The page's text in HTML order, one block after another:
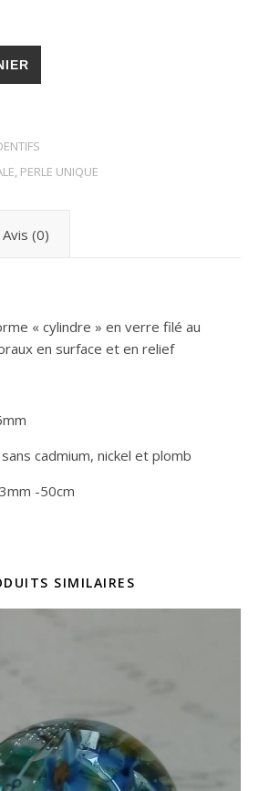
perle "cylindre" en verre filé **P265**
, PERLE UNIQUE
Avis (0)
« cylindre » en verre filé au
en surface et en relief
cadmium, nickel et plomb
-50cm
SIMILAIRES